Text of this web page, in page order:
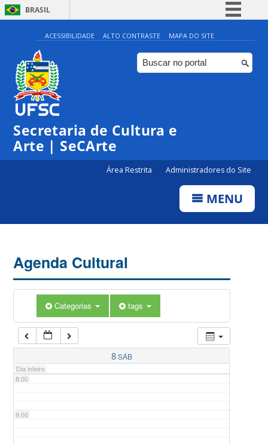
BRASIL
Simplifique!
Comunica BR
Participe
ACESSIBILIDADE ALTO CONTRASTE MAPA DO SITE
Secretaria de Cultura e
Arte | SeCArte
Área Restrita Administradores do Site
MENU
Agenda Cultural
Categorias tags
8SÁB
Dia inteiro
0:00
1:00
5:00
7:00
8:00
9:00